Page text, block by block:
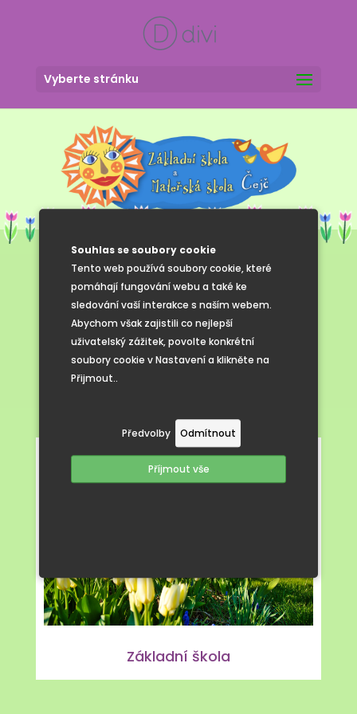
Souhlas se soubory cookie
Tento web používá soubory cookie, které
pomáhají fungování webu a také ke
sledování vaší interakce s naším webem.
Abychom však zajistili co nejlepší
uživatelský zážitek, povolte konkrétní
soubory cookie v Nastavení a klikněte na
Přijmout..
Předvolby Odmítnout
Příjmout vše
Vyberte stránku
Jak to u nás
vypadá
Základní škola